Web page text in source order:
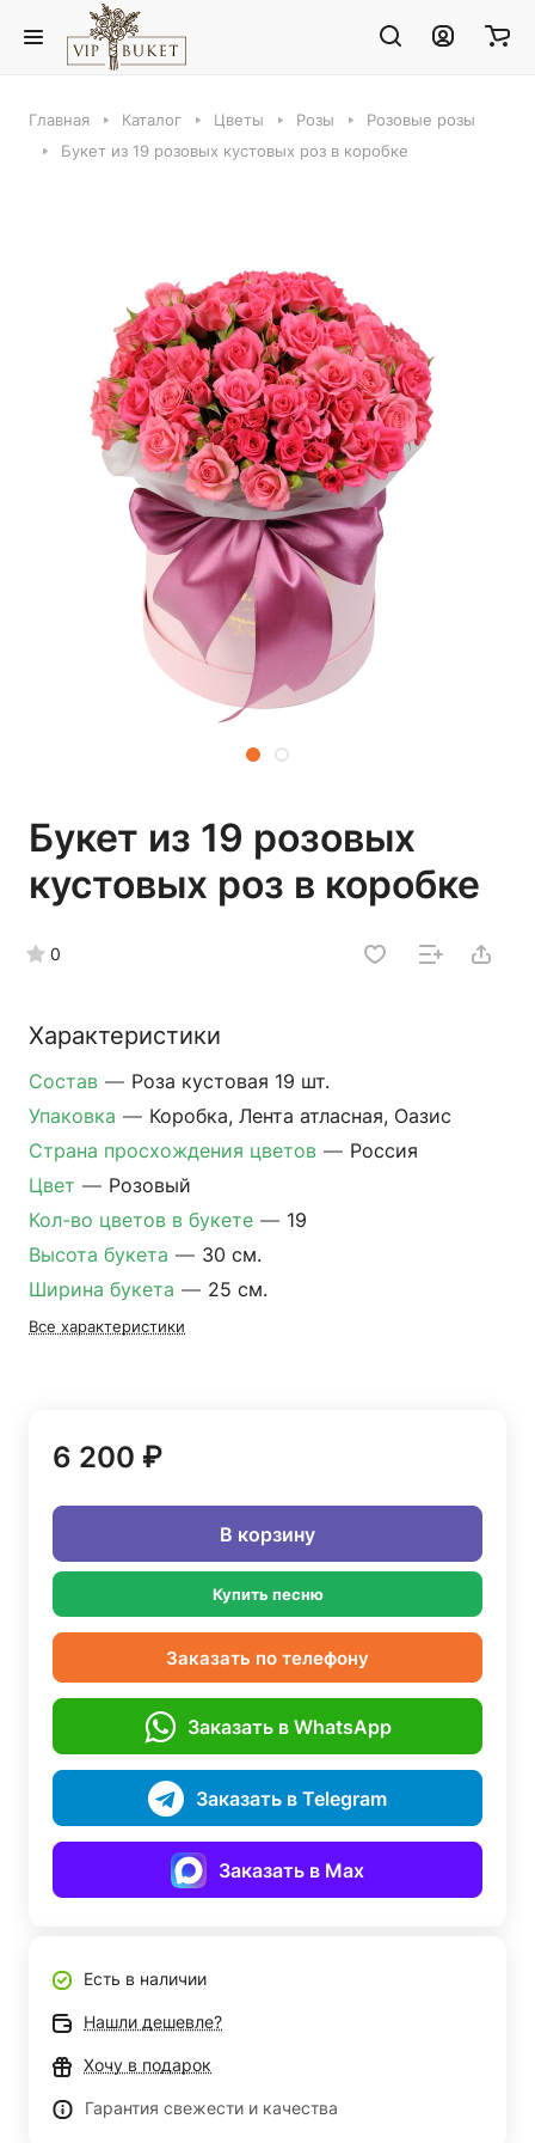
Главная Каталог Цветы Розы
Розовые розы
Букет из 19 розовых кустовых роз в коробке
Букет из 19 розовых
кустовых роз в коробке
0
Характеристики
Состав — Роза кустовая 19 шт.
Упаковка — Коробка, Лента атласная, Оазис
Страна просхождения цветов — Россия
Цвет — Розовый
Кол-во цветов в букете — 19
Высота букета — 30 см.
Ширина букета — 25 см.
Все характеристики
6 200 ₽
В корзину
Купить песню
Заказать по телефону
Заказать в WhatsApp
Заказать в Telegram
Заказать в Max
Есть в наличии
Нашли дешевле?
Хочу в подарок
Гарантия свежести и качества